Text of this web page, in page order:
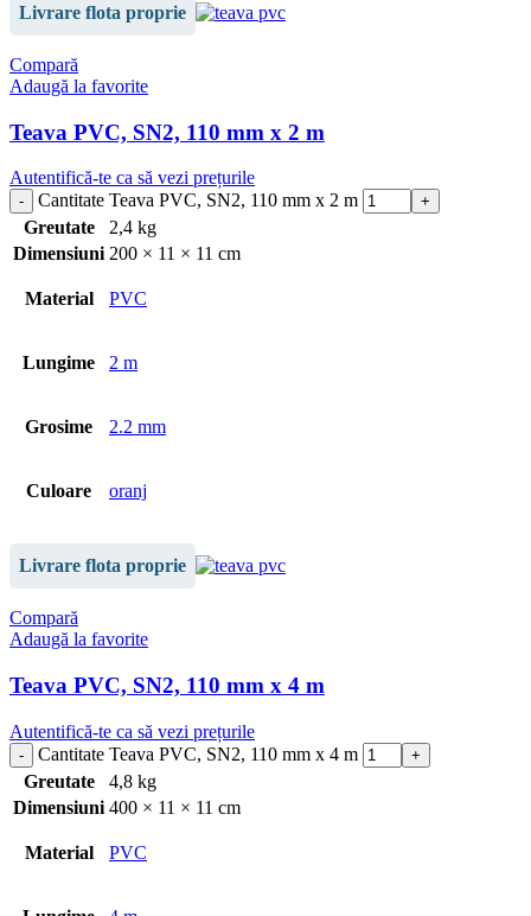
Livrare flota proprie
Compară
Adaugă la favorite
Teava PVC, SN2, 110 mm x 2 m
Autentifică-te ca să vezi prețurile
Cantitate Teava PVC, SN2, 110 mm x 2 m
Greutate
2,4 kg
Dimensiuni 200 × 11 × 11 cm
Material PVC
Lungime 2 m
Grosime 2.2 mm
Culoare oranj
Livrare flota proprie
Compară
Adaugă la favorite
Teava PVC, SN2, 110 mm x 4 m
Autentifică-te ca să vezi prețurile
Cantitate Teava PVC, SN2, 110 mm x 4 m
Greutate
4,8 kg
Dimensiuni 400 × 11 × 11 cm
Material PVC